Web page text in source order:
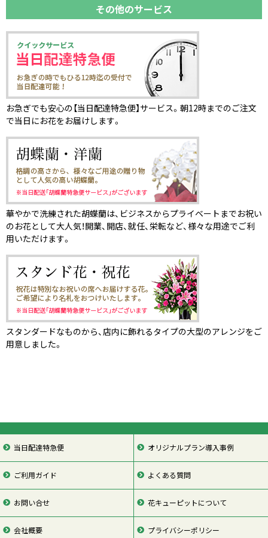
その他のサービス
お急ぎでも安心の【当日配達特急便】サービス。朝12時までのご注文
で当日にお花をお届けします。
華やかで洗練された胡蝶蘭は、ビジネスからプライベートまでお祝い
のお花として大人気！開業、開店、就任、栄転など、様々な用途でご利
用いただけます。
スタンダードなものから、店内に飾れるタイプの大型のアレンジをご
用意しました。
当日配達特急便 オリジナルプラン導入事例
ご利用ガイド よくある質問
お問い合せ 花キューピットについて
会社概要 プライバシーポリシー